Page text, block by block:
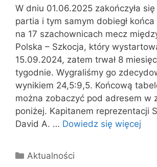
W dniu 01.06.2025 zakończyła
partia i tym samym dobiegł
na 17 szachownicach mecz
Polska – Szkocja, który
15.09.2024, zatem trwał 8
tygodnie. Wygraliśmy go
wynikiem 24,5:9,5. Końcową
można zobaczyć pod adresem w
poniżej. Kapitanem reprezentacji
David A. … Dowiedz się więcej
Kategorie
Aktualności